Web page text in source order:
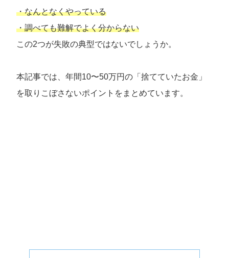
・なんとなくやっている
・調べても難解でよく分からない
この2つが失敗の典型ではないでしょうか。
本記事では、年間10〜50万円の「捨てていたお金」
を取りこぼさないポイントをまとめています。